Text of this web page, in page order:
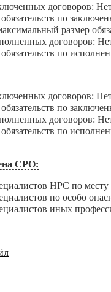
договоров:
по
размер
договоров:
по
договоров:
по
договоров:
по
СРО:
НРС по месту
по особо
иных